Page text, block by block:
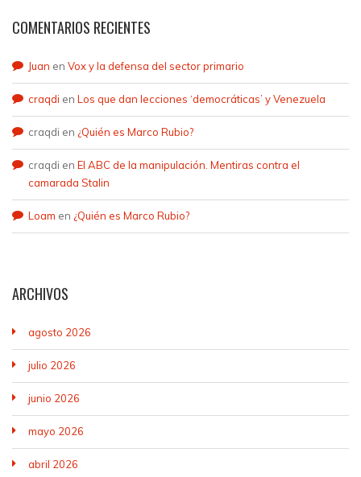
COMENTARIOS RECIENTES
Juan en Vox y la defensa del sector primario
craqdi en Los que dan lecciones ‘democráticas’ y Venezuela
craqdi en ¿Quién es Marco Rubio?
craqdi en El ABC de la manipulación. Mentiras contra el
camarada Stalin
Loam en ¿Quién es Marco Rubio?
ARCHIVOS
agosto 2026
julio 2026
junio 2026
mayo 2026
abril 2026